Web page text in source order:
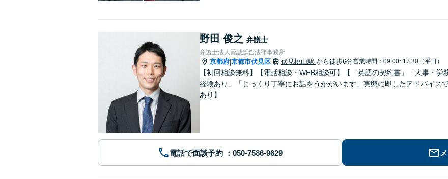
野田 俊之 弁護士
弁護士法人賢誠総合法律事務所
京都府|京都市伏見区 伏見桃山駅 から徒歩6分営業時間：09:00~17:30（平日）
【初回相談無料】【電話相談・WEB相談可】【「英語の契約書」「人事・
経験あり」「じっくり丁寧にお話をうかがいます」実態に即したアドバイス
あり】
電話で面談予約